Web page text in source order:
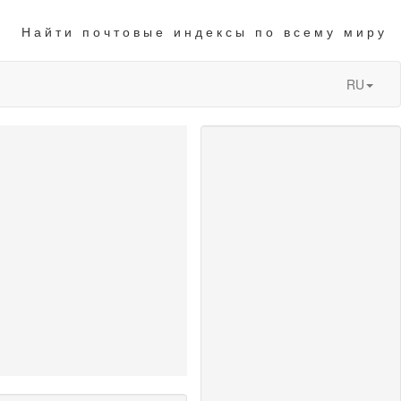
Найти почтовые индексы по всему миру
RU